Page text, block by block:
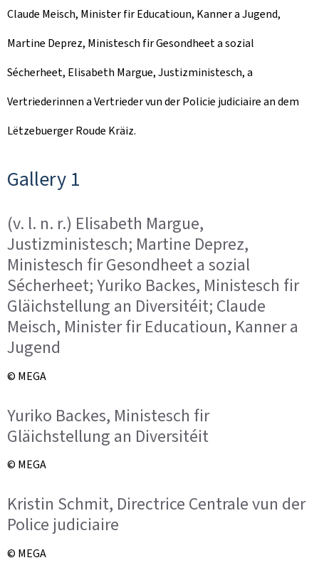
e
d
o
n
Claude Meisch, Minister fir Educatioun, Kanner a Jugend,
Martine Deprez, Ministesch fir Gesondheet a sozial
Sécherheet, Elisabeth Margue, Justizministesch, a
Vertriederinnen a Vertrieder vun der Policie judiciaire an dem
Lëtzebuerger Roude Kräiz.
Gallery 1
(v. l. n. r.) Elisabeth Margue,
Justizministesch; Martine Deprez,
Ministesch fir Gesondheet a sozial
Sécherheet; Yuriko Backes, Ministesch fir
Gläichstellung an Diversitéit; Claude
Meisch, Minister fir Educatioun, Kanner a
Jugend
© MEGA
Yuriko Backes, Ministesch fir
Gläichstellung an Diversitéit
© MEGA
Kristin Schmit, Directrice Centrale vun der
Police judiciaire
© MEGA